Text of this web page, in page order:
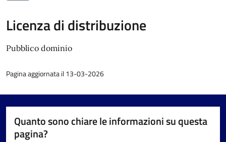
Licenza di distribuzione
Pubblico dominio
Pagina aggiornata il 13-03-2026
Quanto sono chiare le informazioni su questa
pagina?